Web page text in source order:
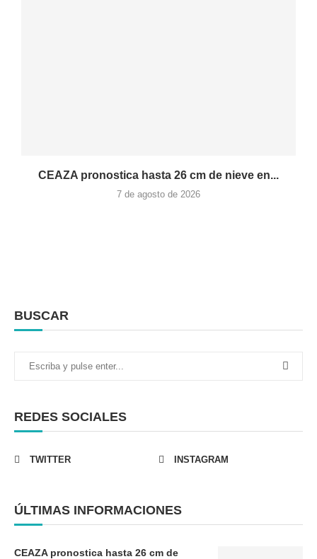
CEAZA pronostica hasta 26 cm de nieve en...
7 de agosto de 2026
BUSCAR
REDES SOCIALES
TWITTER INSTAGRAM
ÚLTIMAS INFORMACIONES
CEAZA pronostica hasta 26 cm de